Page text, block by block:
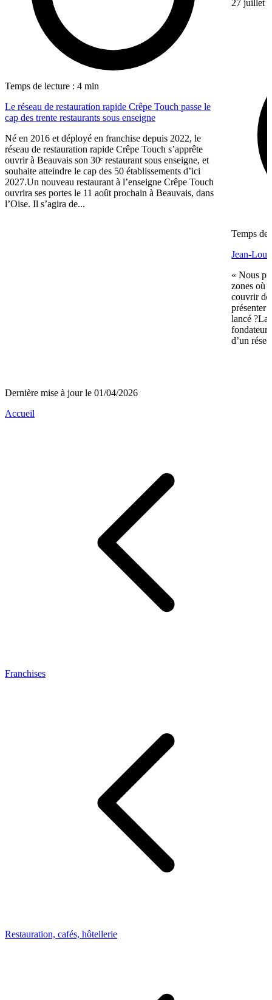
Temps de lecture : 4 min
Le réseau de restauration rapide Crêpe Touch passe le
cap des trente restaurants sous enseigne
Né en 2016 et déployé en franchise depuis 2022, le
réseau de restauration rapide Crêpe Touch s’apprête
ouvrir à Beauvais son 30ᵉ restaurant sous enseigne, et
souhaite atteindre le cap des 50 établissements d’ici
2027.Un nouveau restaurant à l’enseigne Crêpe Touch
ouvrira ses portes le 11 août prochain à Beauvais, dans
l’Oise. Il s’agira de...
27 juillet
Temps de
Jean-
« Nous
zones où
couvrir de
présenter
lancé ?La
d’un
Dernière mise à jour le 01/04/2026
Accueil
Franchises
Restauration, cafés, hôtellerie